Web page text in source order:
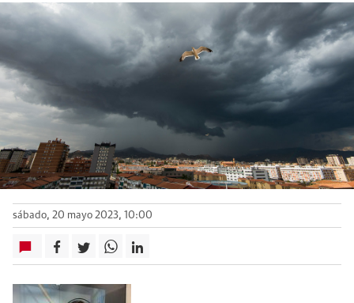
sábado, 20 mayo 2023, 10:00